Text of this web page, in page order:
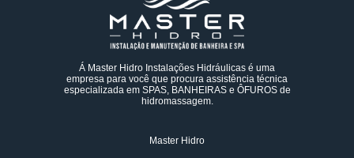
Á Master Hidro Instalações Hidráulicas é uma
empresa para você que procura assistência técnica
especializada em SPAS, BANHEIRAS e ÔFUROS de
hidromassagem.
Master Hidro